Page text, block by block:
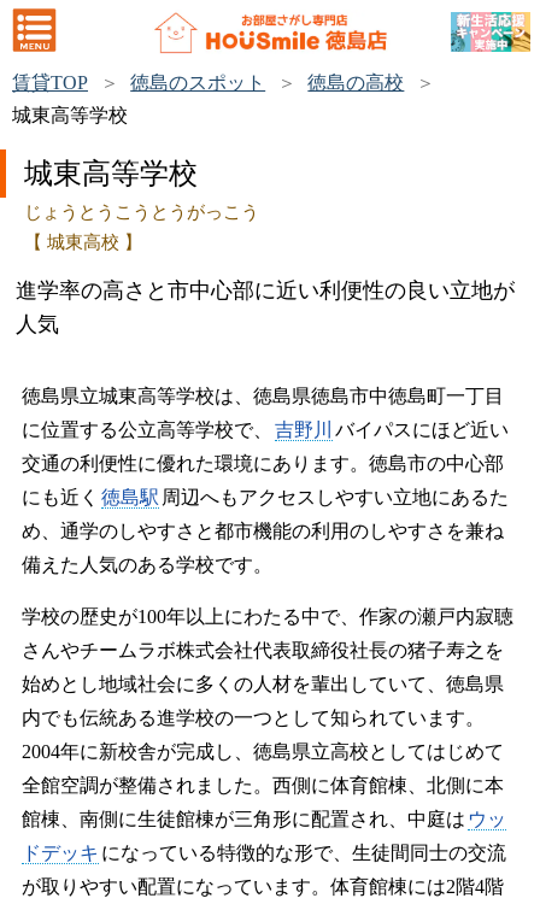
賃貸TOP 徳島のスポット
徳島の高校
城東高等学校
城東高等学校
じょうとうこうとうがっこう
【 城東高校 】
進学率の高さと市中心部に近い利便性の良い立地が
人気
徳島県立城東高等学校は、徳島県徳島市中徳島町一丁目
に位置する公立高等学校で、
吉野川
バイパスにほど近い
交通の利便性に優れた環境にあります。徳島市の中心部
にも近く 徳島駅 周辺へもアクセスしやすい立地にあるた
め、通学のしやすさと都市機能の利用のしやすさを兼ね
備えた人気のある学校です。
学校の歴史が100年以上にわたる中で、作家の瀬戸内寂聴
さんやチームラボ株式会社代表取締役社長の猪子寿之を
始めとし地域社会に多くの人材を輩出していて、徳島県
内でも伝統ある進学校の一つとして知られています。
2004年に新校舎が完成し、徳島県立高校としてはじめて
全館空調が整備されました。西側に体育館棟、北側に本
館棟、南側に生徒館棟が三角形に配置され、中庭は ウッ
ドデッキ になっている特徴的な形で、生徒間同士の交流
が取りやすい配置になっています。体育館棟には2階4階